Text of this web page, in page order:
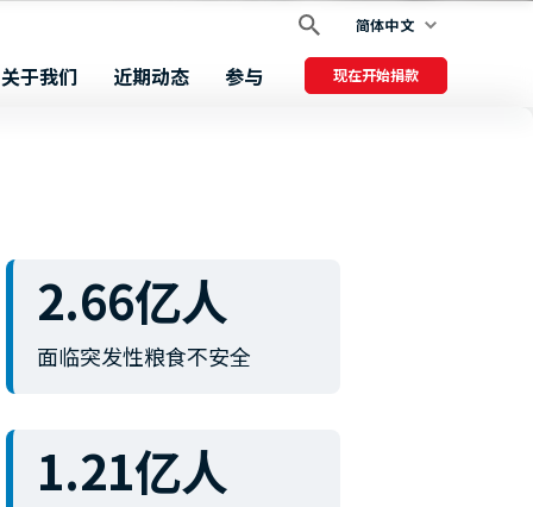
简体中文
关于我们 近期动态 参与 现在开始捐款
2.66亿人
面临突发性粮食不安全
1.21亿人